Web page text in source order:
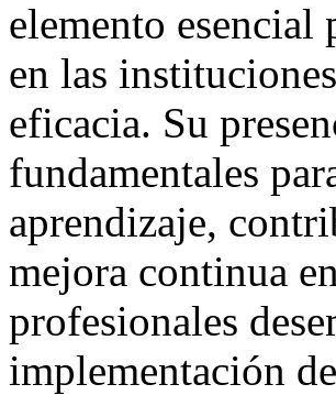
elemento esencial
en las
eficacia. Su
fundamentales
aprendizaje,
mejora continua
profesionales
implementación